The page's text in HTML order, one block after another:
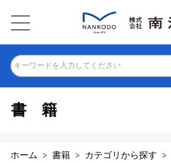
キーワードを入力してください
書籍
ホーム 書籍 カテゴリから探す